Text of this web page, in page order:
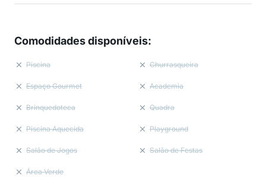
Comodidades disponíveis:
Piscina Churrasqueira
Espaço Gourmet Academia
Brinquedoteca Quadra
Piscina Aquecida Playground
Salão de Jogos Salão de Festas
Área Verde